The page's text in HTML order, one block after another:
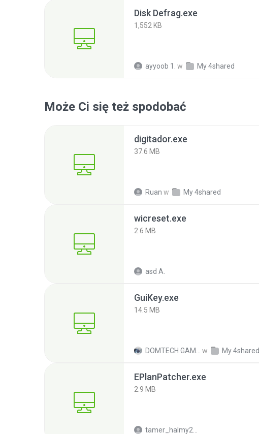
Disk Defrag.exe
1,552 KB
ayyoob 1. w My 4shared
Może Ci się też spodobać
digitador.exe
37.6 MB
Ruan w My 4shared
wicreset.exe
2.6 MB
asd A.
GuiKey.exe
14.5 MB
w My 4shared
EPlanPatcher.exe
2.9 MB